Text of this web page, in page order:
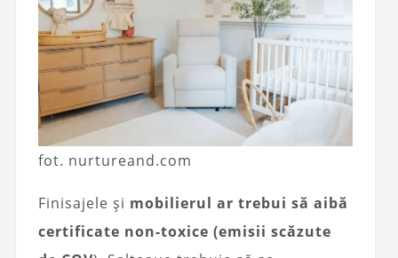
fot. nurtureand.com
Finisajele și mobilierul ar trebui să aibă
certificate non-toxice (emisii scăzute